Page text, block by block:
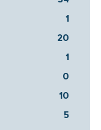
1
20
1
0
10
5